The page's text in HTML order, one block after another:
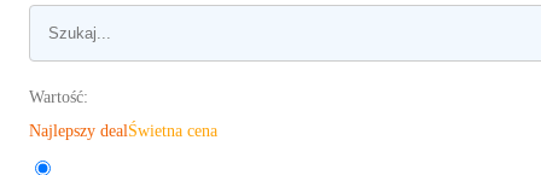
Wartość:
Najlepszy deal Świetna cena